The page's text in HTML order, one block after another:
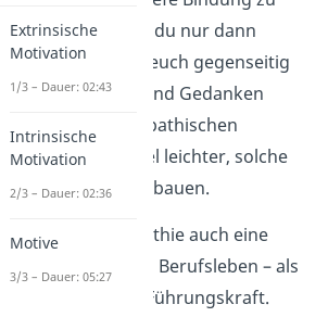
Person kannst du nur dann
wenn ihr euch gegenseitig
euren Gefühlen und Gedanken
lasst – empathischen
fällt es viel leichter, solche
aufzubauen.
hat Empathie auch eine
Bedeutung im Berufsleben – als
und als Führungskraft.
Extrinsische
Motivation
1/3 – Dauer: 02:43
Intrinsische
Motivation
2/3 – Dauer: 02:36
Motive
3/3 – Dauer: 05:27